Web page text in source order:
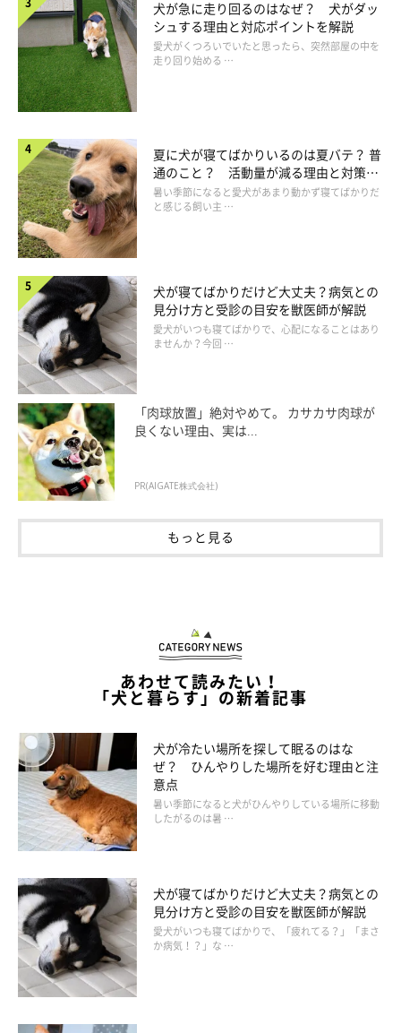
生剤による治療が行われます。その他、腎障害や黄疸、肝障害に
対する対症療法が行われます。
犬がレプトスピラ症に感染するきっかけと注
意すること
犬のレプトスピラ症は西日本での発生報告が多いといわれていま
すが、野生動物の多い場所や尿で汚染されている可能性のある川
や山で遊ぶ際には注意が必要です。このため、愛犬に川や山の水
を極力飲ませないようにしましょう。
犬が急に走り回るのはなぜ？ 犬がダッ
シュする理由と対応ポイントを解説
愛犬がくつろいでいたと思ったら、突然部屋の中を
走り回り始める …
夏に犬が寝てばかりいるのは夏バテ？ 普
通のこと？ 活動量が減る理由と対策と
は
暑い季節になると愛犬があまり動かず寝てばかりだ
と感じる飼い主 …
犬が寝てばかりだけど大丈夫？病気との
見分け方と受診の目安を獣医師が解説
愛犬がいつも寝てばかりで、心配になることはあり
ませんか？今回 …
「肉球放置」絶対やめて。 カサカサ肉球が
良くない理由、実は...
PR(AIGATE株式会社)
もっと見る
あわせて読みたい！
「犬と暮らす」の新着記事
犬が冷たい場所を探して眠るのはな
ぜ？ ひんやりした場所を好む理由と注
意点
暑い季節になると犬がひんやりしている場所に移動
したがるのは暑 …
犬が寝てばかりだけど大丈夫？病気との
見分け方と受診の目安を獣医師が解説
愛犬がいつも寝てばかりで、「疲れてる？」「まさ
か病気！？」な …